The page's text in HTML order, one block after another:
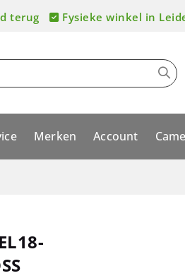
terug Fysieke winkel in
Merken Account